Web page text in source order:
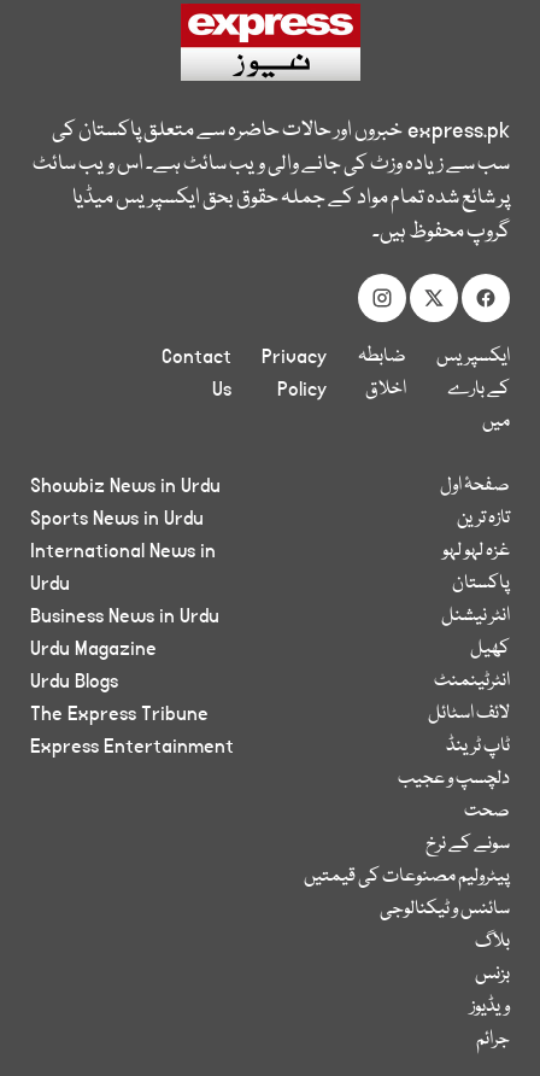
express.pkخبروں اور حالات حاضرہ سے متعلق پاکستان کی
سب سے زیادہ وزٹ کی جانے والی ویب سائٹ ہے۔ اس ویب سائٹ
پر شائع شدہ تمام مواد کے جملہ حقوق بحق ایکسپریس میڈیا
گروپ محفوظ ہیں۔
ایکسپریس
کے بارے
میں
ضابطہ
اخلاق
Privacy
Policy
Contact
Us
صفحۂ اول
تازہ ترین
غزہ لہو لہو
پاکستان
انٹر نیشنل
کھیل
انٹرٹینمنٹ
لائف اسٹائل
ٹاپ ٹرینڈ
دلچسپ و عجیب
صحت
سونے کے نرخ
پیٹرولیم مصنوعات کی قیمتیں
سائنس و ٹیکنالوجی
بلاگ
بزنس
ویڈیوز
جرائم
Showbiz News in Urdu
Sports News in Urdu
International News in
Urdu
Business News in Urdu
Urdu Magazine
Urdu Blogs
The Express Tribune
Express Entertainment